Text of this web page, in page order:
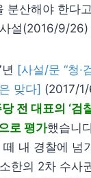
산해야 한다
설(2016/9/26)
[사설/문 “청·
맞다] (2017/
전 대표의 ‘검
로 평가했습니
떼 내 경찰에 넘
한의 2차 수사